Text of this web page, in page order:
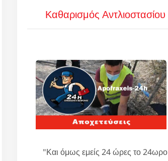
Καθαρισμός Αντλιοστασίου
"Και όμως εμείς 24 ώρες το 24ωρο